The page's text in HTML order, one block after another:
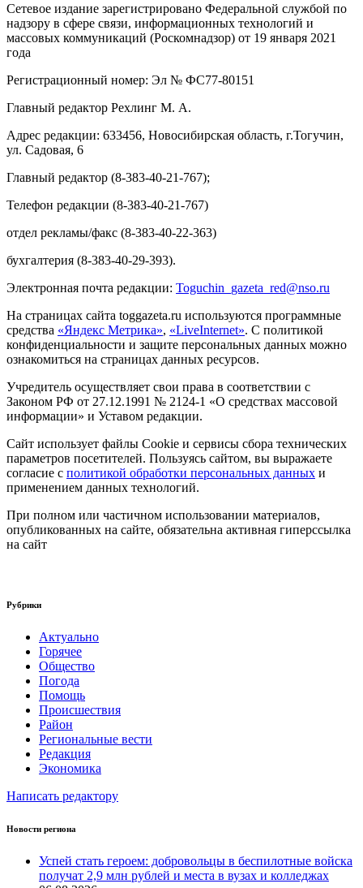
Сетевое издание зарегистрировано Федеральной службой по
надзору в сфере связи, информационных технологий и
массовых коммуникаций (Роскомнадзор) от 19 января 2021
года
Регистрационный номер: Эл № ФС77-80151
Главный редактор Рехлинг М. А.
Адрес редакции: 633456, Новосибирская область, г.Тогучин,
ул. Садовая, 6
Главный редактор (8-383-40-21-767);
Телефон редакции (8-383-40-21-767)
отдел рекламы/факс (8-383-40-22-363)
бухгалтерия (8-383-40-29-393).
Электронная почта редакции: Toguchin gazeta red@nso.ru
На страницах сайта toggazeta.ru используются программные
средства «Яндекс Метрика», «LiveInternet». С политикой
конфиденциальности и защите персональных данных можно
ознакомиться на страницах данных ресурсов.
Учредитель осуществляет свои права в соответствии с
Законом РФ от 27.12.1991 № 2124-1 «О средствах массовой
информации» и Уставом редакции.
Сайт использует файлы Cookie и сервисы сбора технических
параметров посетителей. Пользуясь сайтом, вы выражаете
согласие с политикой обработки персональных данных и
применением данных технологий.
При полном или частичном использовании материалов,
опубликованных на сайте, обязательна активная гиперссылка
на сайт
Рубрики
Актуально
Горячее
Общество
Погода
Помощь
Происшествия
Район
Региональные вести
Редакция
Экономика
Написать редактору
Новости региона
Успей стать героем: добровольцы в беспилотные войска
получат 2,9 млн рублей и места в вузах и колледжах